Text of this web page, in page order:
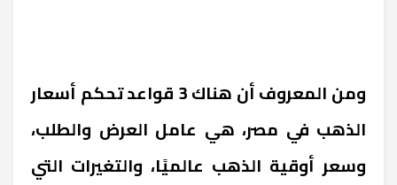
ومن المعروف أن هناك 3 قواعد تحكم أسعار
الذهب في مصر، هي عامل العرض والطلب،
وسعر أوقية الذهب عالميًا، والتغيرات التي